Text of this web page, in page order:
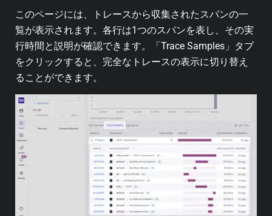
このページには、トレースから収集されたスパンの一
覧が表示されます。各行は1つのスパンを表し、その実
行時間と説明が確認できます。「Trace Samples」タブ
をクリックすると、完全なトレースの表示に切り替え
ることができます。